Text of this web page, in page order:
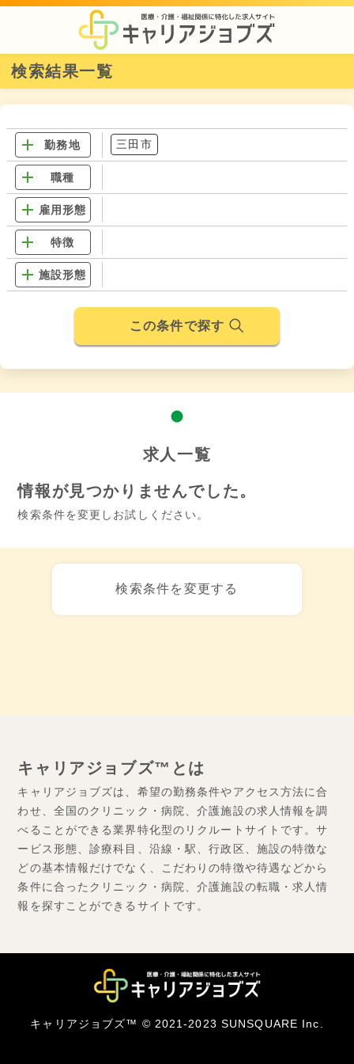
検索結果一覧
勤務地 三田市
職種
雇用形態
特徴
施設形態
この条件で探す
求人一覧
情報が見つかりませんでした。
検索条件を変更しお試しください。
検索条件を変更する
キャリアジョブズ™とは
キャリアジョブズは、希望の勤務条件やアクセス方法に合
わせ、全国のクリニック・病院、介護施設の求人情報を調
べることができる業界特化型のリクルートサイトです。サ
ービス形態、診療科目、沿線・駅、行政区、施設の特徴な
どの基本情報だけでなく、こだわりの特徴や待遇などから
条件に合ったクリニック・病院、介護施設の転職・求人情
報を探すことができるサイトです。
キャリアジョブズ™ © 2021-2023 SUNSQUARE Inc.